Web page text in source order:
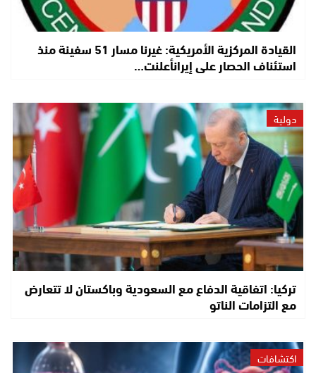
القيادة المركزية الأمريكية: غيرنا مسار 51 سفينة منذ
استئناف الحصار على إيرانأعلنت…
دولية
تركيا: اتفاقية الدفاع مع السعودية وباكستان لا تتعارض
مع التزامات الناتو
اكتشافات